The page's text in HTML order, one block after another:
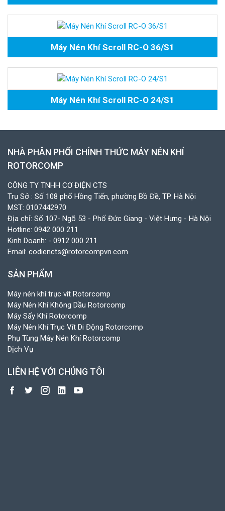
Máy Nén Khí Scroll RC-O 36/S1
Máy Nén Khí Scroll RC-O 24/S1
NHÀ PHÂN PHỐI CHÍNH THỨC MÁY NÉN KHÍ
ROTORCOMP
CÔNG TY TNHH CƠ ĐIỆN CTS
Trụ Sở : Số 108 phố Hồng Tiến, phường Bồ Đề, TP. Hà Nội
MST: 0107442970
Địa chỉ: Số 107- Ngõ 53 - Phố Đức Giang - Việt Hưng - Hà Nội
Hotline: 0942 000 211
Kinh Doanh: - 0912 000 211
Email: codiencts@rotorcompvn.com
SẢN PHẨM
Máy nén khí trục vít Rotorcomp
Máy Nén Khí Không Dầu Rotorcomp
Máy Sấy Khí Rotorcomp
Máy Nén Khí Trục Vít Di Động Rotorcomp
Phụ Tùng Máy Nén Khí Rotorcomp
Dịch Vụ
LIÊN HỆ VỚI CHÚNG TÔI